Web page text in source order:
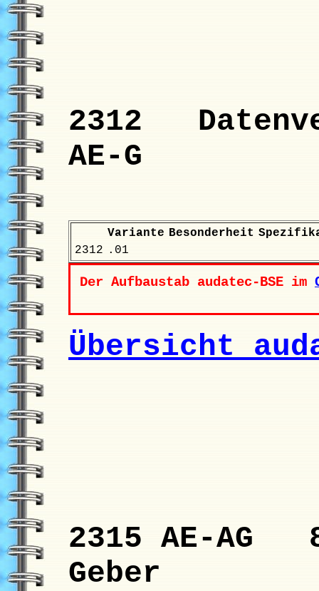
2312
AE-G
Variante Besonderheit
2312 .01
Der Aufbaustab audatec-BSE im
Übersicht
2315 AE-AG
Geber